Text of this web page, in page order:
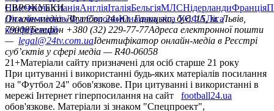
НімеччинаІспаніяАнгліяІталіяБельгіяМЛСНідерландиФранція
ЄВРОКУБКИ
Ліга чемпіонівЛіга ЄвропиЮнацька ліга УЄФАЛіга
конференцій
Онлайн-медіа «Футбол 24»пл. Галицька, буд. 15, м. Львів,
79008Телефон +380 (32) 229-77-77Адреса електронної пошти
— legal@24tv.com.uaІдентифікатор онлайн-медіа в Реєстрі
суб’єктів у сфері медіа — R40-06058
21+Матеріали сайту призначені для осіб старше 21 року
При цитуванні і використанні будь-яких матеріалів посилання
на "Футбол 24" обов'язкове. При цитуванні і використанні в
мережі Інтернет гіперпосилання на сайт
football24.ua
обов'язкове. Матеріали зі знаком "Спецпроект",